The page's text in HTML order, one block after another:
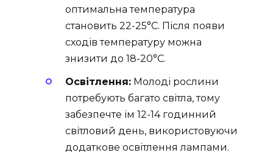
оптимальна температура
становить 22-25°C. Після появи
сходів температуру можна
знизити до 18-20°C.
Освітлення: Молоді рослини
потребують багато світла, тому
забезпечте їм 12-14 годинний
світловий день, використовуючи
додаткове освітлення лампами.